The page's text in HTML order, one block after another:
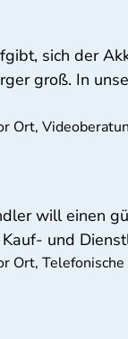
sich der
groß. In
Ort,
will einen
und
Ort,